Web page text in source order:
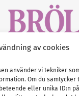
av cookies
använder vi tekniker
Om du samtycker
eller unika ID:n
Tel :0522-68 11 90
E-post: